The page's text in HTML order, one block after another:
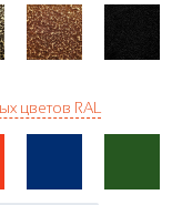
цветов RAL